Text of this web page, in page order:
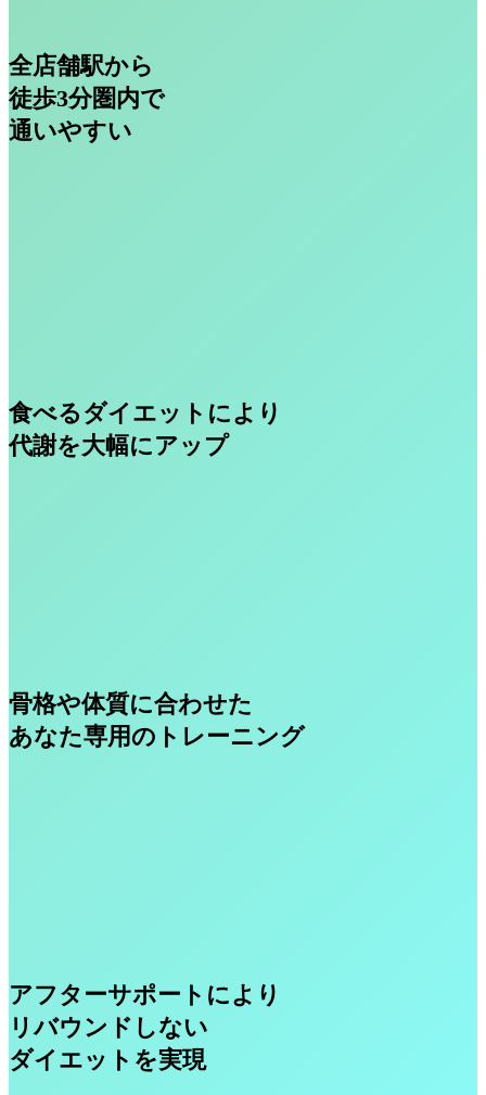
全店舗駅から
徒歩3分圏内で
通いやすい
食べるダイエットにより
代謝を大幅にアップ
骨格や体質に合わせた
あなた専用のトレーニング
アフターサポートにより
リバウンドしない
ダイエットを実現